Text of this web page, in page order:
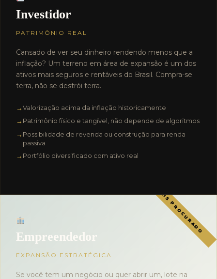
Investidor
PATRIMÔNIO REAL
Cansado de ver seu dinheiro rendendo menos que a
inflação? Um terreno em área de expansão é um dos
ativos mais seguros e rentáveis do Brasil. Compra-se
terra, não se destrói terra.
Valorização acima da inflação historicamente
Patrimônio físico e tangível, não depende de algoritmos
Possibilidade de revenda ou construção para renda
passiva
Portfólio diversificado com ativo real
Empreendedor
EXPANSÃO ESTRATÉGICA
Se você tem um negócio ou quer abrir um, lote na